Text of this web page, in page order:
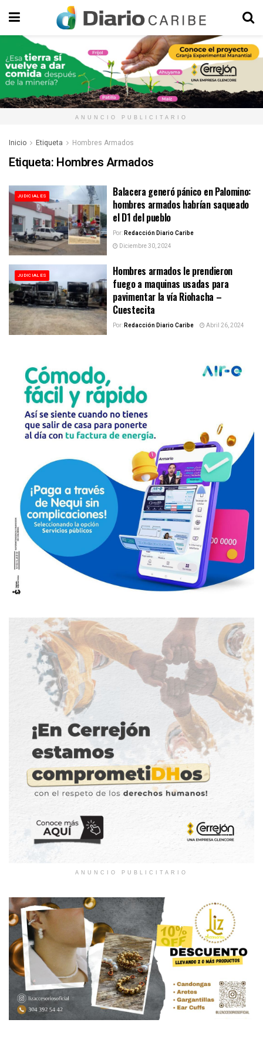
ANUNCIO PUBLICITARIO
Inicio Etiqueta Hombres Armados
Etiqueta: Hombres Armados
JUDICIALES
Balacera generó pánico en Palomino:
hombres armados habrían saqueado
el D1 del pueblo
Por:Redacción Diario Caribe
Diciembre 30, 2024
JUDICIALES
Hombres armados le prendieron
fuego a maquinas usadas para
pavimentar la vía Riohacha –
Cuestecita
Por:Redacción Diario Caribe Abril 26, 2024
ANUNCIO PUBLICITARIO